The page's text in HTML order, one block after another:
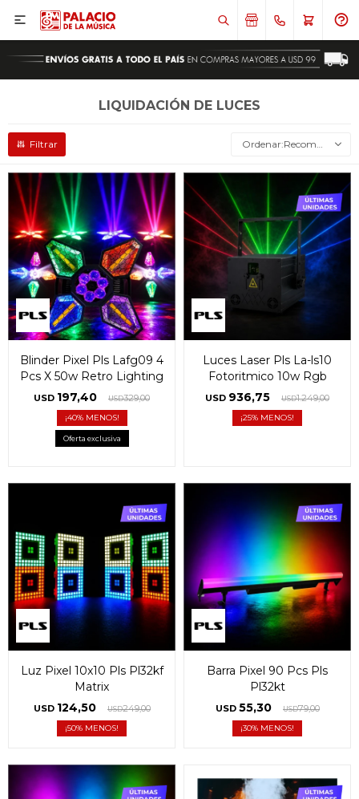

LIQUIDACIÓN DE LUCES
Recomendados
Blinder Pixel Pls Lafg09 4
Pcs X 50w Retro Lighting
USD 197,40 USD329,00
40
Oferta exclusiva
Luces Laser Pls La-ls10
Fotoritmico 10w Rgb
USD 936,75 USD1.249,00
25
Luz Pixel 10x10 Pls Pl32kf
Matrix
USD 124,50 USD249,00
50
Barra Pixel 90 Pcs Pls
Pl32kt
USD 55,30 USD79,00
30